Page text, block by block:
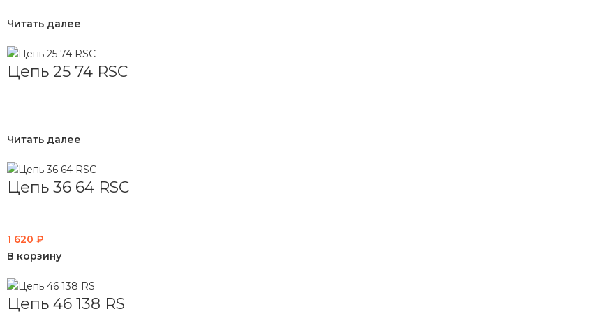
Читать далее
Цепь 25 74 RSC
Читать далее
Цепь 36 64 RSC
1 620 ₽
В корзину
Цепь 46 138 RS